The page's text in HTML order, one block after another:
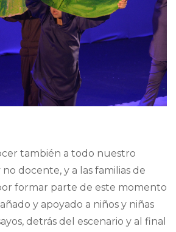
también a todo nuestro
docente, y a las familias de
formar parte de este momento
y apoyado a niños y niñas
detrás del escenario y al final